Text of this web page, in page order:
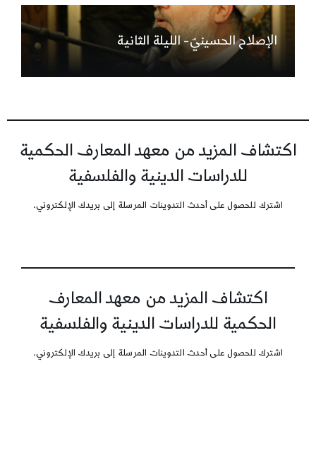
الإصلاح الحسينيّ- الليلة الثانية
اكتشاف المزيد من معهد المعارف الحكمية
للدراسات الدينية والفلسفية
اشترك للحصول على أحدث التدوينات المرسلة إلى بريدك الإلكتروني.
اكتشاف المزيد من معهد المعارف
الحكمية للدراسات الدينية والفلسفية
اشترك للحصول على أحدث التدوينات المرسلة إلى بريدك الإلكتروني.